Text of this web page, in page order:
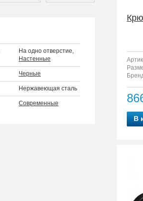
На одно отверстие,
Настенные
Черные
Нержавеющая сталь
Современные
В